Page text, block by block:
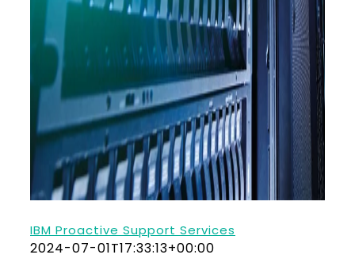
IBM Proactive Support Services
2024-07-01T17:33:13+00:00